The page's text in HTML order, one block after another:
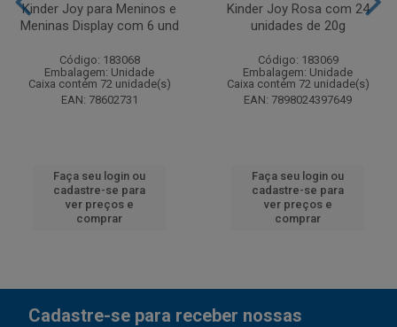
Kinder Joy para Meninos e
Meninas Display com 6 und
Código: 183068
Embalagem: Unidade
Caixa contém 72 unidade(s)
EAN: 78602731
Faça seu login ou
cadastre-se para
ver preços e
comprar
Kinder Joy Rosa com 24
unidades de 20g
Código: 183069
Embalagem: Unidade
Caixa contém 72 unidade(s)
EAN: 7898024397649
Faça seu login ou
cadastre-se para
ver preços e
comprar
Cadastre-se para receber nossas